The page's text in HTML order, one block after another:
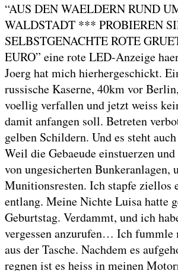
“AUS DEN WAELDERN RUND
WALDSTADT *** PROBIEREN
SELBSTGENACHTE ROTE
EURO” eine rote LED-Anzeige
Joerg hat mich hierhergeschickt.
russische Kaserne, 40km vor
voellig verfallen und jetzt weiss
damit anfangen soll. Betreten
gelben Schildern. Und es steht
Weil die Gebaeude einstuerzen
von ungesicherten Bunkeranlagen,
Munitionsresten. Ich stapfe ziellos
entlang. Meine Nichte Luisa hatte
Geburtstag. Verdammt, und ich
vergessen anzurufen… Ich fummle
aus der Tasche. Nachdem es
regnen ist es heiss in meinen